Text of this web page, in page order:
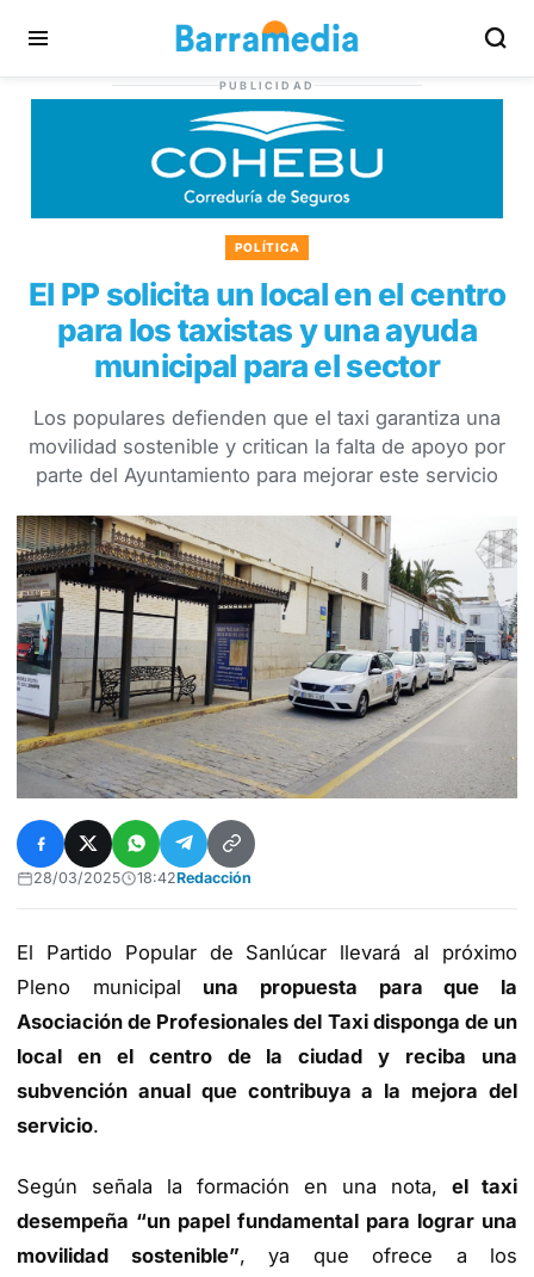
PUBLICIDAD
POLÍTICA
El PP solicita un local en el centro
para los taxistas y una ayuda
municipal para el sector
Los populares defienden que el taxi garantiza una
movilidad sostenible y critican la falta de apoyo por
parte del Ayuntamiento para mejorar este servicio
28/03/2025 18:42Redacción
El Partido Popular de Sanlúcar llevará al próximo
Pleno municipal una propuesta para que la
Asociación de Profesionales del Taxi disponga de un
local en el centro de la ciudad y reciba una
subvención anual que contribuya a la mejora del
servicio.
Según señala la formación en una nota, el taxi
desempeña “un papel fundamental para lograr una
movilidad sostenible”, ya que ofrece a los